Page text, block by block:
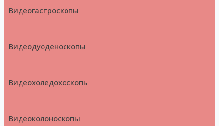
Видеогастроскопы
Видеодуоденоскопы
Видеохоледохоскопы
Видеоколоноскопы